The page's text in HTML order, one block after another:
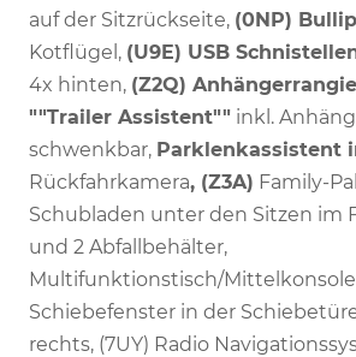
auf der Sitzrückseite, (0NP)
Kotflügel, (U9E) USB
4x hinten, (Z2Q)
""Trailer Assistent"" inkl.
schwenkbar, Parklenkassistent
Rückfahrkamera, (Z3A) Family-
Schubladen unter den Sitzen im
und 2 Abfallbehälter,
Multifunktionstisch/
Schiebefenster in der
rechts, (7UY) Radio